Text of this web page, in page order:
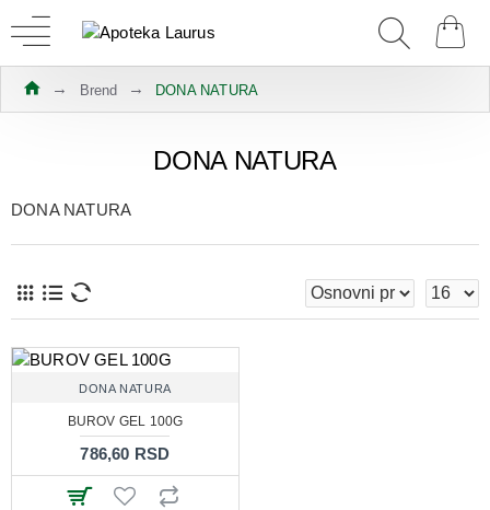
Brend DONA NATURA
DONA NATURA
DONA NATURA
DONA NATURA
BUROV GEL 100G
786,60 RSD